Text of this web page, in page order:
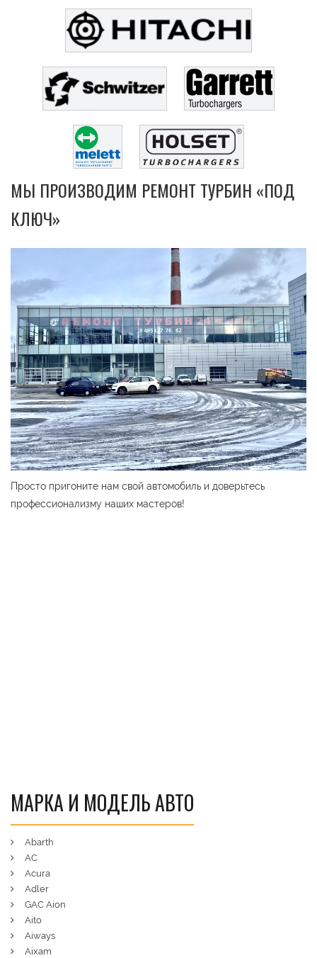
МЫ ПРОИЗВОДИМ РЕМОНТ ТУРБИН «ПОД
КЛЮЧ»
Просто пригоните нам свой автомобиль и доверьтесь
профессионализму наших мастеров!
МАРКА И МОДЕЛЬ АВТО
Abarth
AC
Acura
Adler
GAC Aion
Aito
Aiways
Aixam